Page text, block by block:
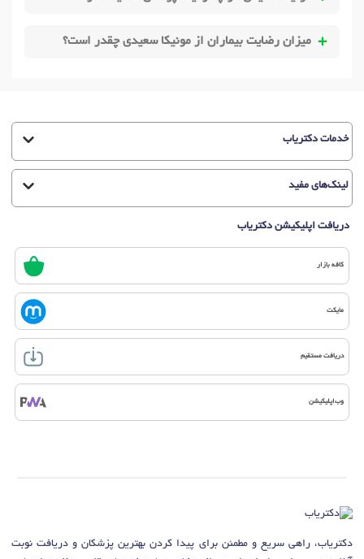
میزان رضایت بیماران از مونیکا سعیدی چقدر است؟
خدمات دکتریاب
لینک‌های مفید
دریافت اپلیکیشن دکتریاب
کافه بازار
مایکت
دریافت مستقیم
وب‌اپلیکیشن
دکتریاب، راهی سریع و مطمئن برای پیدا کردن بهترین پزشکان و دریافت نوبت